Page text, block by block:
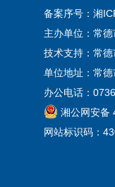
备案序号： 湘
主办单位：常
技术支持：常德
单位地址：常
办公电话：
湘公网安备
网站标识码：